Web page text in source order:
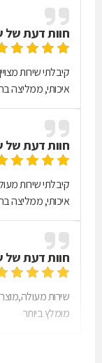
חוות דעת של
קיבלתי שירות
איכותי, ממליצה
חוות דעת של
קיבלתי שירות
איכותי, ממליצה
חוות דעת של
שירות
מומלץ ביותר